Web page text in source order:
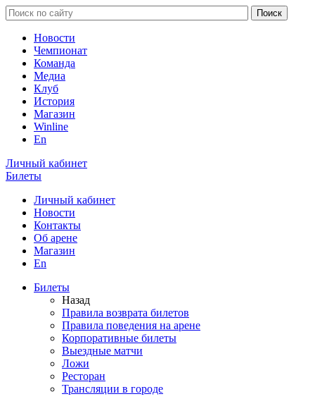
Новости
Чемпионат
Команда
Медиа
Клуб
История
Магазин
Winline
En
Личный кабинет
Билеты
Личный кабинет
Новости
Контакты
Об арене
Магазин
En
Билеты
Назад
Правила возврата билетов
Правила поведения на арене
Корпоративные билеты
Выездные матчи
Ложи
Ресторан
Трансляции в городе